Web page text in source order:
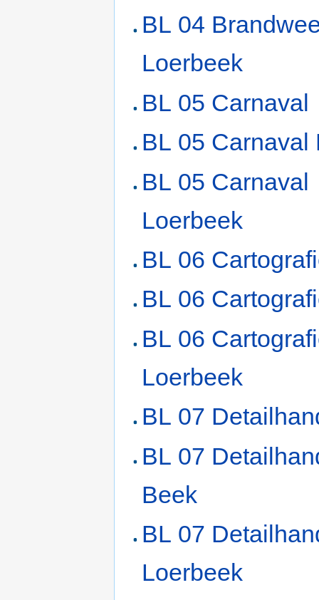
BL 04
Loerbeek
BL 05 Carnaval
BL 05 Carnaval
BL 05 Carnaval
Loerbeek
BL 06
BL 06
BL 06
Loerbeek
BL 07
BL 07
Beek
BL 07
Loerbeek